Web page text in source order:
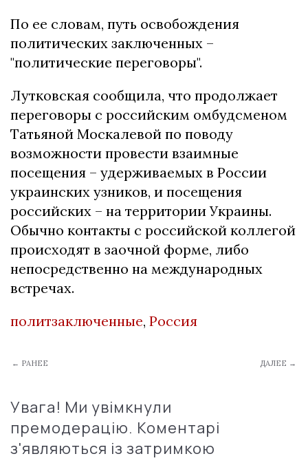
По ее словам, путь освобождения
политических заключенных –
"политические переговоры".
Лутковская сообщила, что продолжает
переговоры с российским омбудсменом
Татьяной Москалевой по поводу
возможности провести взаимные
посещения – удерживаемых в России
украинских узников, и посещения
российских – на территории Украины.
Обычно контакты с российской коллегой
происходят в заочной форме, либо
непосредственно на международных
встречах.
политзаключенные, Россия
← РАНЕЕ ДАЛЕЕ →
Увага! Ми увімкнули
премодерацію. Коментарі
з'являються із затримкою